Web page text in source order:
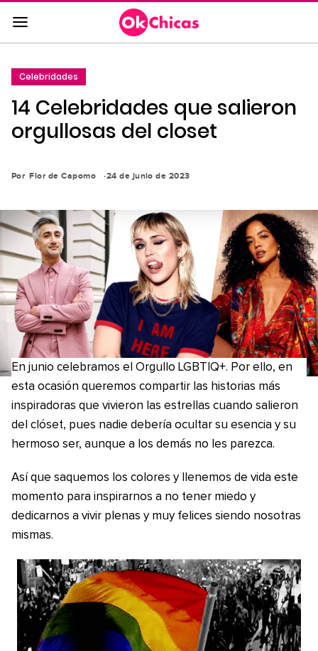
Saltar
al
contenido
la
navegación
Celebridades
14 Celebridades que salieron
orgullosas del closet
Por Flor de Capomo 24 de junio de 2023
En junio celebramos el Orgullo LGBTIQ+. Por ello, en
esta ocasión queremos compartir las historias más
inspiradoras que vivieron las estrellas cuando salieron
del clóset, pues nadie debería ocultar su esencia y su
hermoso ser, aunque a los demás no les parezca.
Así que saquemos los colores y llenemos de vida este
momento para inspirarnos a no tener miedo y
dedicarnos a vivir plenas y muy felices siendo nosotras
mismas.